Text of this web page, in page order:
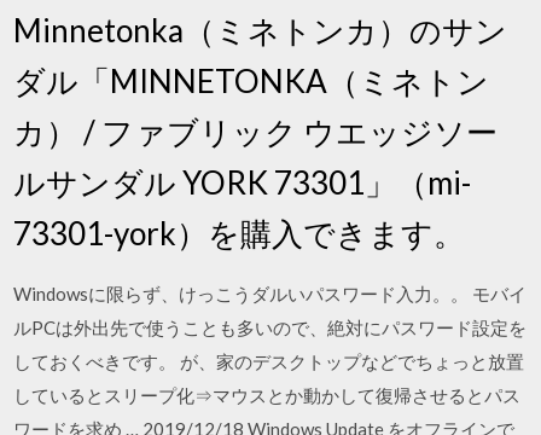
Minnetonka（ミネトンカ）のサン
ダル「MINNETONKA（ミネトン
カ） / ファブリック ウエッジソー
ルサンダル YORK 73301」（mi-
73301-york）を購入できます。
Windowsに限らず、けっこうダルいパスワード入力。。 モバイ
ルPCは外出先で使うことも多いので、絶対にパスワード設定を
しておくべきです。 が、家のデスクトップなどでちょっと放置
しているとスリープ化⇒マウスとか動かして復帰させるとパス
ワードを求め … 2019/12/18 Windows Update をオフラインで